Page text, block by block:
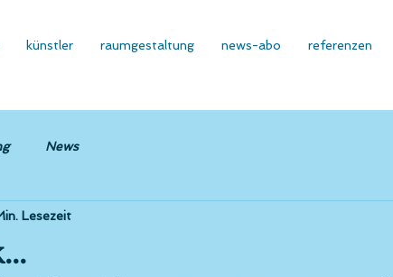
künstler raumgestaltung news-abo referenzen
News
Lesezeit